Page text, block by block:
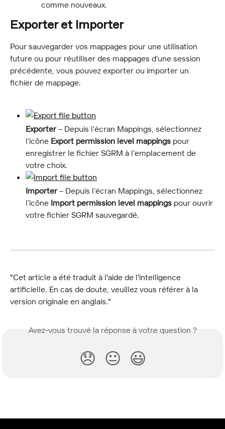
comme nouveaux.
Exporter et importer
Pour sauvegarder vos mappages pour une utilisation
future ou pour réutiliser des mappages d’une session
précédente, vous pouvez exporter ou importer un
fichier de mappage.
Exporter – Depuis l’écran Mappings, sélectionnez
l’icône Export permission level mappings pour
enregistrer le fichier SGRM à l’emplacement de
votre choix.
Importer – Depuis l’écran Mappings, sélectionnez
l’icône Import permission level mappings pour ouvrir
votre fichier SGRM sauvegardé.
"Cet article a été traduit à l'aide de l'intelligence
artificielle. En cas de doute, veuillez vous référer à la
version originale en anglais."
Avez-vous trouvé la réponse à votre question ?
😞 😐 😃